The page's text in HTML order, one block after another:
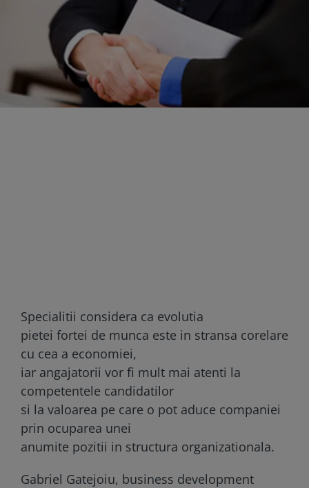
Specialitii considera ca evolutia
pietei fortei de munca este in stransa corelare
cu cea a economiei,
iar angajatorii vor fi mult mai atenti la
competentele candidatilor
si la valoarea pe care o pot aduce companiei
prin ocuparea unei
anumite pozitii in structura organizationala.
Gabriel Gatejoiu, business development